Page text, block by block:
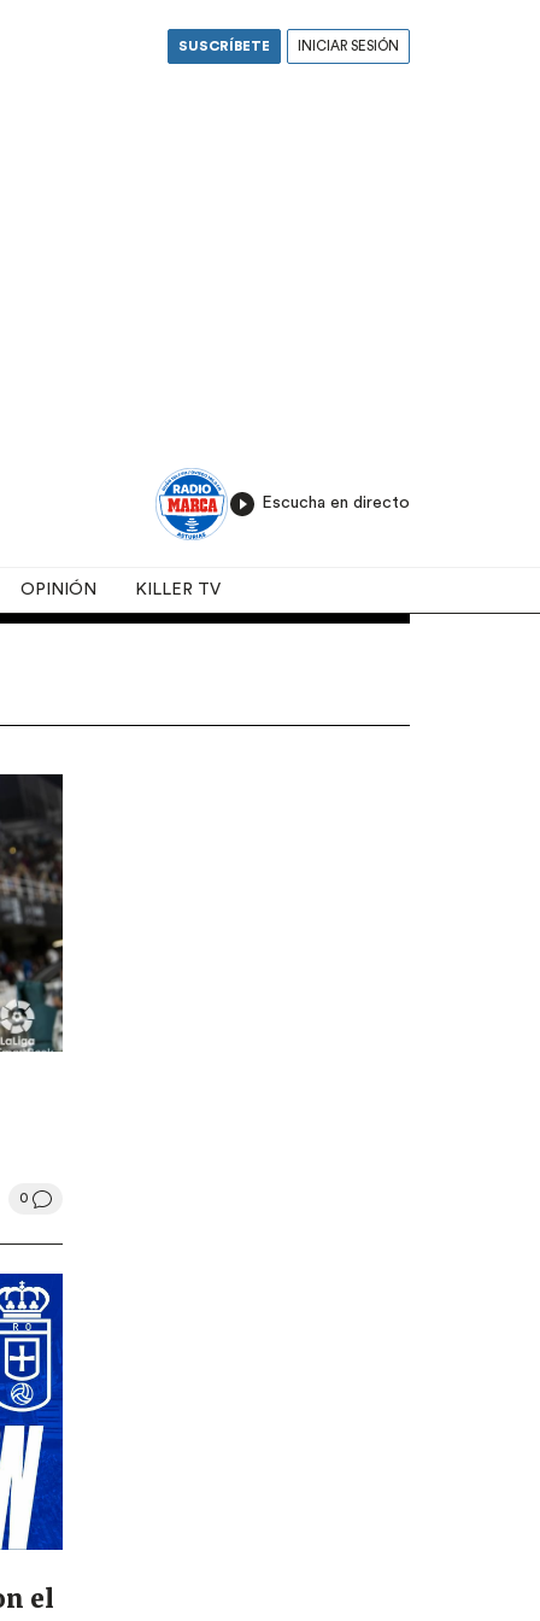
SUSCRÍBETE INICIAR SESIÓN
Escucha en directo
OPINIÓN KILLER TV
0
el